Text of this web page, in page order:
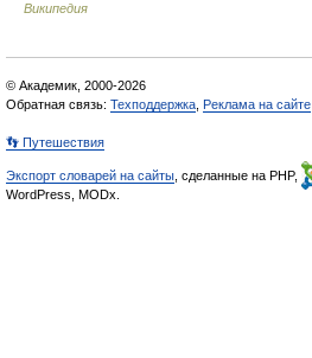
Википедия
© Академик, 2000-2026
Обратная связь: Техподдержка Реклама на сайте
👣 Путешествия
Экспорт словарей на сайты , сделанные на PHP,
WordPress, MODx.